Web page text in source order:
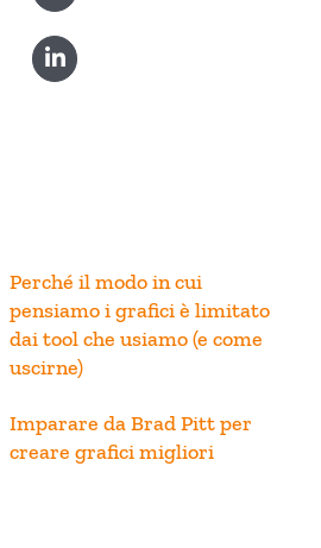
Perché il modo in cui
pensiamo i grafici è limitato
dai tool che usiamo (e come
uscirne)
Imparare da Brad Pitt per
creare grafici migliori